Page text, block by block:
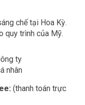
chế tại Hoa Kỳ.
quy trình của Mỹ.
ty
nhân
(thanh toán trực